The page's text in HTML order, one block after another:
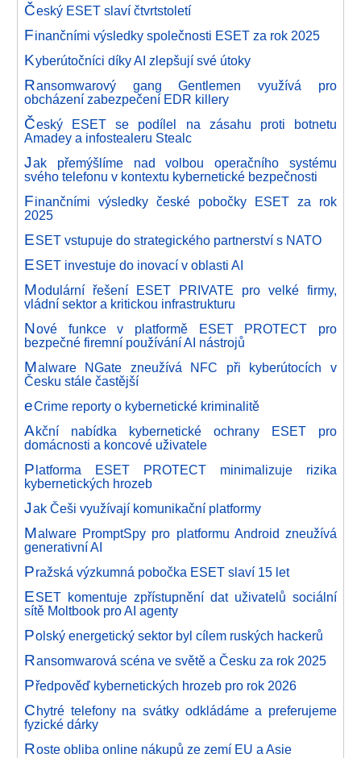
Český ESET slaví čtvrtstoletí
Finančními výsledky společnosti ESET za rok 2025
Kyberútočníci díky AI zlepšují své útoky
Ransomwarový gang Gentlemen využívá pro
obcházení zabezpečení EDR killery
Český ESET se podílel na zásahu proti botnetu
Amadey a infostealeru Stealc
Jak přemýšlíme nad volbou operačního systému
svého telefonu v kontextu kybernetické bezpečnosti
Finančními výsledky české pobočky ESET za rok
2025
ESET vstupuje do strategického partnerství s NATO
ESET investuje do inovací v oblasti AI
Modulární řešení ESET PRIVATE pro velké firmy,
vládní sektor a kritickou infrastrukturu
Nové funkce v platformě ESET PROTECT pro
bezpečné firemní používání AI nástrojů
Malware NGate zneužívá NFC při kyberútocích v
Česku stále častější
eCrime reporty o kybernetické kriminalitě
Akční nabídka kybernetické ochrany ESET pro
domácnosti a koncové uživatele
Platforma ESET PROTECT minimalizuje rizika
kybernetických hrozeb
Jak Češi využívají komunikační platformy
Malware PromptSpy pro platformu Android zneužívá
generativní AI
Pražská výzkumná pobočka ESET slaví 15 let
ESET komentuje zpřístupnění dat uživatelů sociální
sítě Moltbook pro AI agenty
Polský energetický sektor byl cílem ruských hackerů
Ransomwarová scéna ve světě a Česku za rok 2025
Předpověď kybernetických hrozeb pro rok 2026
Chytré telefony na svátky odkládáme a preferujeme
fyzické dárky
Roste obliba online nákupů ze zemí EU a Asie